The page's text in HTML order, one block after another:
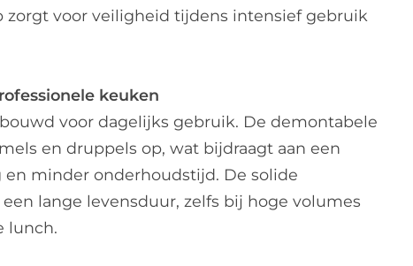
zorgt voor veiligheid tijdens intensief gebruik
keuken
voor dagelijks gebruik. De demontabele
en druppels op, wat bijdraagt aan een
minder onderhoudstijd. De solide
lange levensduur, zelfs bij hoge volumes
lunch.